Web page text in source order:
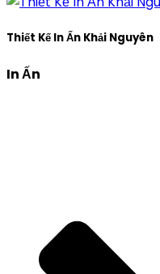
Thiết Kế In Ấn Khải Nguyên
In Ấn